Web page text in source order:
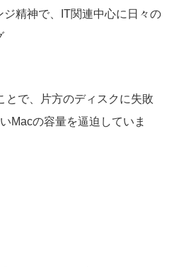
ジ精神で、IT関連中心に日々の
とで、片方のディスクに失敗
Macの容量を逼迫していま